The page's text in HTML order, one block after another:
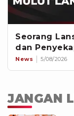
Seorang
dan
News 5/08/2026
JANGAN